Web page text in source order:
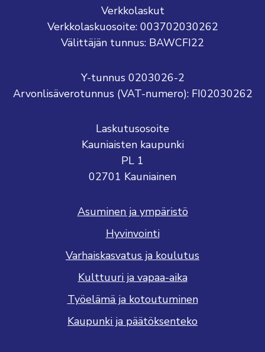
Verkkolaskut
Verkkolaskuosoite: 003702030262
Välittäjän tunnus: BAWCFI22
Y-tunnus 0203026-2
Arvonlisäverotunnus (VAT-numero): FI02030262
Laskutusosoite
Kauniaisten kaupunki
PL 1
02701 Kauniainen
Asuminen ja ympäristö
Hyvinvointi
Varhaiskasvatus ja koulutus
Kulttuuri ja vapaa-aika
Työelämä ja kotoutuminen
Kaupunki ja päätöksenteko